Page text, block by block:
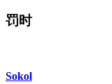
罚时
Sokol